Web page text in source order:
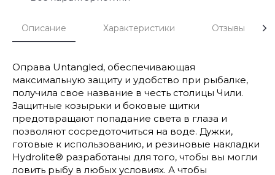
Описание Характеристики Отзывы
Оправа Untangled, обеспечивающая
максимальную защиту и удобство при рыбалке,
получила свое название в честь столицы Чили.
Защитные козырьки и боковые щитки
предотвращают попадание света в глаза и
позволяют сосредоточиться на воде. Дужки,
готовые к использованию, и резиновые накладки
Hydrolite® разработаны для того, чтобы вы могли
ловить рыбу в любых условиях. А чтобы